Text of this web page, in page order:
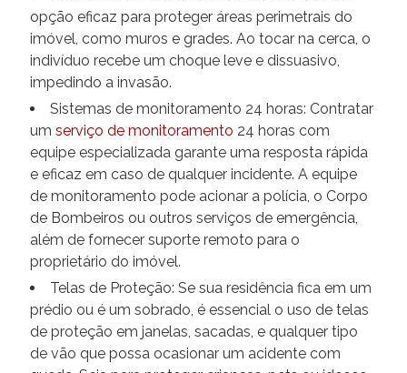
opção eficaz para proteger áreas perimetrais do
imóvel, como muros e grades. Ao tocar na cerca, o
indivíduo recebe um choque leve e dissuasivo,
impedindo a invasão.
Sistemas de monitoramento 24 horas: Contratar
um serviço de monitoramento 24 horas com
equipe especializada garante uma resposta rápida
e eficaz em caso de qualquer incidente. A equipe
de monitoramento pode acionar a polícia, o Corpo
de Bombeiros ou outros serviços de emergência,
além de fornecer suporte remoto para o
proprietário do imóvel.
Telas de Proteção: Se sua residência fica em um
prédio ou é um sobrado, é essencial o uso de telas
de proteção em janelas, sacadas, e qualquer tipo
de vão que possa ocasionar um acidente com